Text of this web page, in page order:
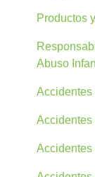
Productos
Abuso
Accidentes